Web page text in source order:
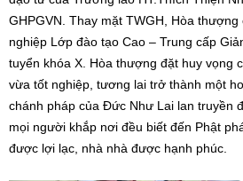
GHPGVN. Thay mặt TWGH, Hòa
nghiệp Lớp đào tạo Cao – Trung cấp
tuyển khóa X. Hòa thượng đặt huy vọng
vừa tốt nghiệp, tương lai trở thành một
chánh pháp của Đức Như Lai lan truyền
mọi người khắp nơi đều biết đến Phật
được lợi lạc, nhà nhà được hạnh phúc.